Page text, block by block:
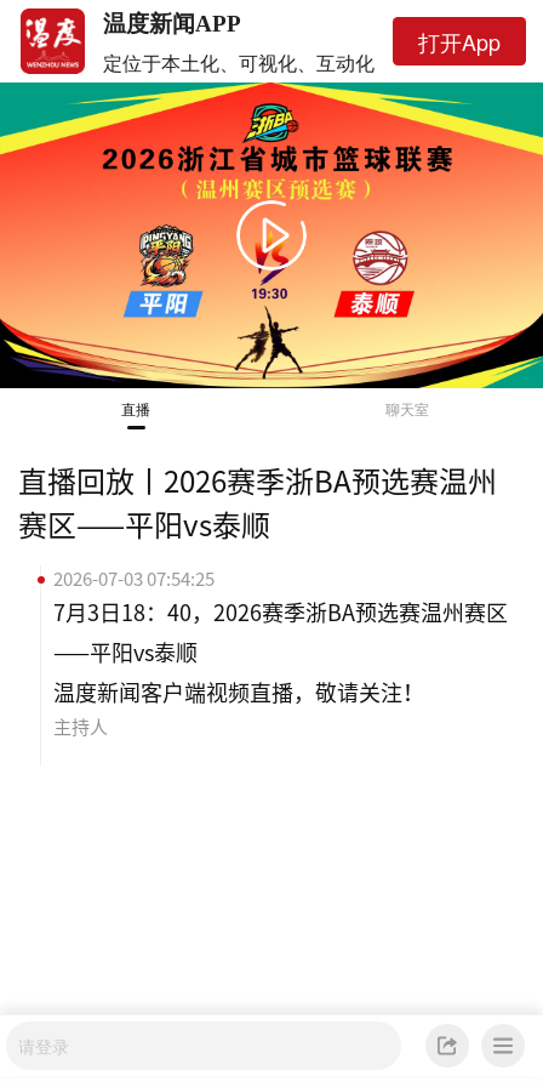
window.
暂无画面
直播 聊天室
直播回放丨2026赛季浙BA预选赛温州
赛区——平阳vs泰顺
2026-07-03 07:54:25
7月3日18：40，2026赛季浙BA预选赛温州赛区
——平阳vs泰顺
温度新闻客户端视频直播，敬请关注！
主持人
温度新闻APP
定位于本土化、可视化、互动化
打开App